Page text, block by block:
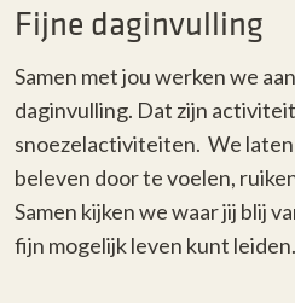
Fijne daginvulling
Samen met jou werken we
daginvulling. Dat zijn
snoezelactiviteiten. We
beleven door te voelen,
Samen kijken we waar jij blij
fijn mogelijk leven kunt leiden.